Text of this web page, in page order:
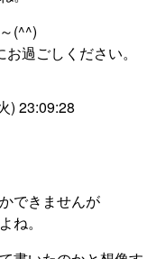
(^^)
過ごしください。
) 23:09:28
できませんが
ね。